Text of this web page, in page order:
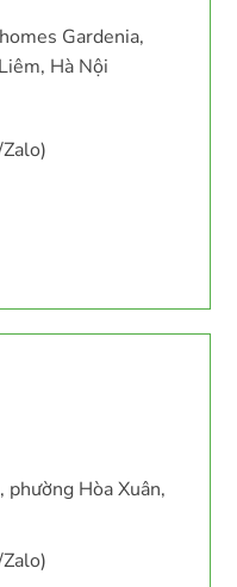
Gardenia,
Hà Nội
Hòa Xuân,